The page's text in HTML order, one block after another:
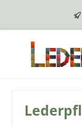
Zum Hauptinhalt